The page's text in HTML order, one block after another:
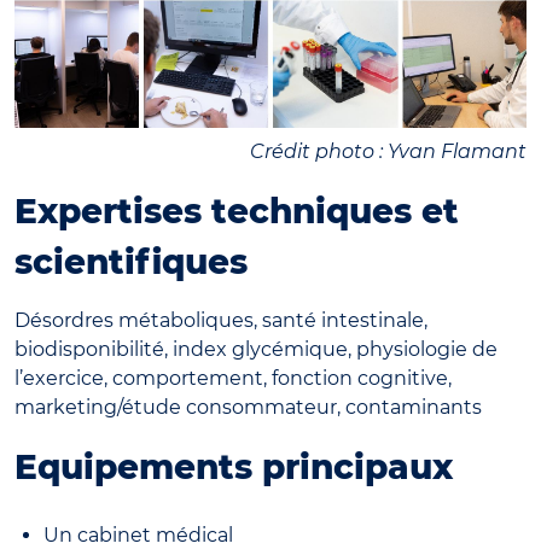
Crédit photo : Yvan Flamant
Expertises techniques et
scientifiques
Désordres métaboliques, santé intestinale,
biodisponibilité, index glycémique, physiologie de
l’exercice, comportement, fonction cognitive,
marketing/étude consommateur, contaminants
Equipements principaux
Un cabinet médical